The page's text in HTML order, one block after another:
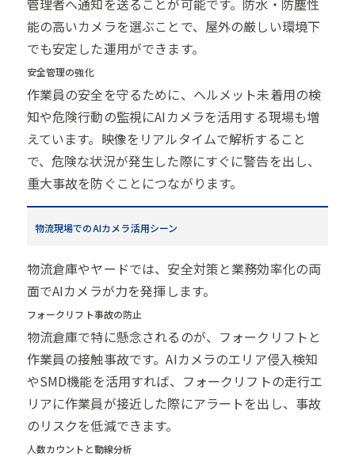
管理者へ通知を送ることが可能です。防水・防塵性
能の高いカメラを選ぶことで、屋外の厳しい環境下
でも安定した運用ができます。
安全管理の強化
作業員の安全を守るために、ヘルメット未着用の検
知や危険行動の監視にAIカメラを活用する現場も増
えています。映像をリアルタイムで解析すること
で、危険な状況が発生した際にすぐに警告を出し、
重大事故を防ぐことにつながります。
物流現場でのAIカメラ活用シーン
物流倉庫やヤードでは、安全対策と業務効率化の両
面でAIカメラが力を発揮します。
フォークリフト事故の防止
物流倉庫で特に懸念されるのが、フォークリフトと
作業員の接触事故です。AIカメラのエリア侵入検知
やSMD機能を活用すれば、フォークリフトの走行エ
リアに作業員が接近した際にアラートを出し、事故
のリスクを低減できます。
人数カウントと動線分析